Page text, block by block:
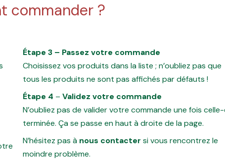
commander ?
Étape 3 – Passez votre commande
Choisissez vos produits dans la liste ; n’oubliez pas que
tous les produits ne sont pas affichés par défauts !
Étape 4 – Validez votre commande
N’oubliez pas de valider votre commande une fois
terminée. Ça se passe en haut à droite de la page.
N’hésitez pas à nous contacter si vous rencontrez le
moindre problème.